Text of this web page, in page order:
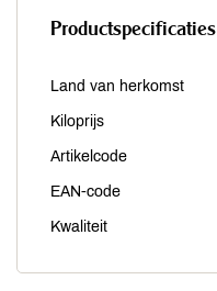
Productspecificaties
Land van herkomst
Kiloprijs
Artikelcode
EAN-code
Kwaliteit